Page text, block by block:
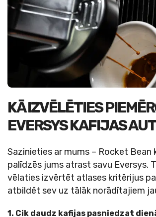
KĀ IZVĒLĒTIES
EVERSYS KAFIJAS
Sazinieties ar mums – Rocket Bean
palīdzēs jums atrast savu Eversys.
vēlaties izvērtēt atlases kritērijus
atbildēt sev uz tālāk norādītajiem
1. Cik daudz kafijas pasniedzat